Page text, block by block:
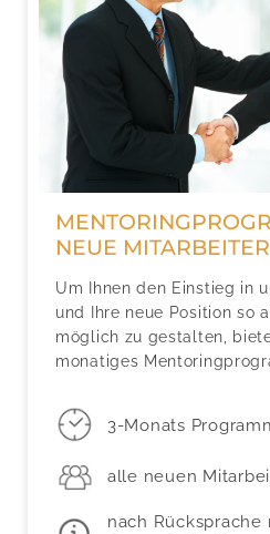
NEUE MITARBEITER
Um Ihnen den Einstieg in
und Ihre neue Position so
möglich zu gestalten,
monatiges
3-Monats
alle neuen
nach Rücksprache